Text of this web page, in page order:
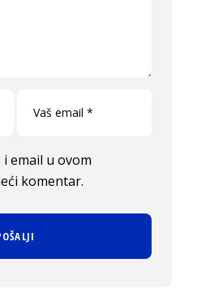
email u ovom
komentar.